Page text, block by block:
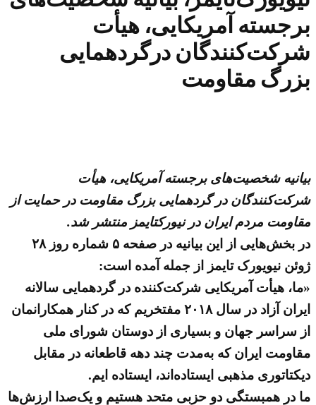
برجسته آمریکایی، هیأت
شرکت‌کنندگان درگردهمایی
بزرگ مقاومت
بیانیه شخصیت‌های برجسته آمریکایی، هیأت
شرکت‌کنندگان در گردهمایی بزرگ مقاومت در حمایت از
مقاومت مردم ایران در نیورکتایمز منتشر شد.
در بخش‌هایی از این بیانیه در صفحه ۵ شماره روز ۲۸
ژوئن نیویورک تایمز از جمله آمده است:
«ما، هیأت آمریکایی شرکت‌کننده در گردهمایی سالانه
ایران آزاد در سال ۲۰۱۸ مفتخریم که در کنار همکارانمان
از سراسر جهان و بسیاری از دوستان شورای ملی
مقاومت ایران که به‌مدت چند دهه قاطعانه در مقابل
دیکتاتوری مذهبی ایستاده‌اند، ایستاده ایم.
ما در همبستگی دو حزبی متحد هستیم و یک‌صدا ارزش‌ها